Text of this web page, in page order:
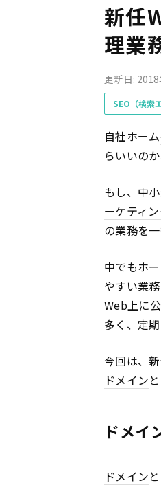
新任
理業
更新日:
SEO（検索
自社ホーム
らいいの
もし、中
ーケティ
の業務を
中でもホ
やすい業務
Web上に
多く、定
今回は、
ドメイン
ドメイ
ドメイン